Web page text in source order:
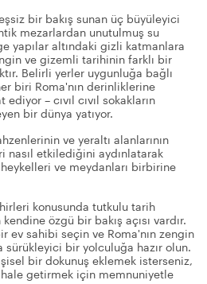
bir bakış sunan üç büyüleyici
mezarlardan unutulmuş su
yapılar altındaki gizli katmanlara
ve gizemli tarihinin farklı bir
Belirli yerler uygunluğa bağlı
biri Roma'nın derinliklerine
– cıvıl cıvıl sokakların
bir dünya yatıyor.
ve yeraltı alanlarının
nasıl etkilediğini aydınlatarak
ve meydanları birbirine
konusunda tutkulu tarih
özgü bir bakış açısı vardır.
ev sahibi seçin ve Roma'nın zengin
sürükleyici bir yolculuğa hazır olun.
bir dokunuş eklemek isterseniz,
getirmek için memnuniyetle